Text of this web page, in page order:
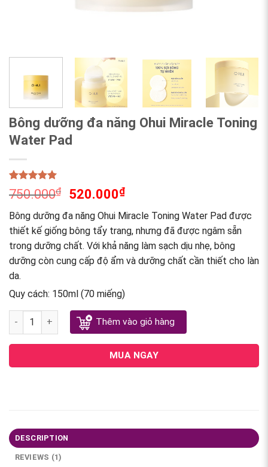
Bông dưỡng đa năng Ohui Miracle Toning
Water Pad
Rated5.00
out of 5
1
customer
rating
750.000₫ 520.000₫
Bông dưỡng đa năng Ohui Miracle Toning Water Pad được
thiết kế giống bông tẩy trang, nhưng đã được ngâm sẵn
trong dưỡng chất. Với khả năng làm sạch dịu nhẹ, bông
dưỡng còn cung cấp độ ẩm và dưỡng chất cần thiết cho làn
da.
Quy cách: 150ml (70 miếng)
Bông dưỡng đa năng Ohui Miracle Toning Water Pad quantity
Thêm vào giỏ hàng
MUA NGAY
DESCRIPTION
REVIEWS (1)